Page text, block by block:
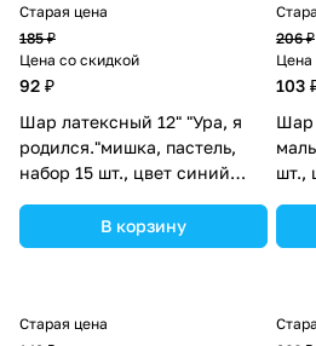
Старая цена
185 ₽
Цена со скидкой
92 ₽
Шар латексный 12" "Ура, я
родился."мишка, пастель,
набор 15 шт., цвет синий
В корзину
206 ₽
Цена
103
Шар
шт.,
Старая цена